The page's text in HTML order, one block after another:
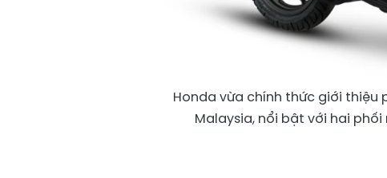
Honda vừa chính thức giới thiệu
Malaysia, nổi bật với hai